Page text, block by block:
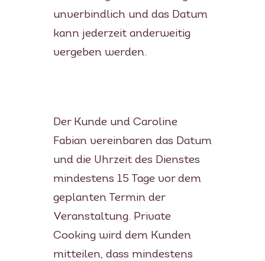
unverbindlich und das Datum
kann jederzeit anderweitig
vergeben werden.
Der Kunde und Caroline
Fabian vereinbaren das Datum
und die Uhrzeit des Dienstes
mindestens 15 Tage vor dem
geplanten Termin der
Veranstaltung. Private
Cooking wird dem Kunden
mitteilen, dass mindestens